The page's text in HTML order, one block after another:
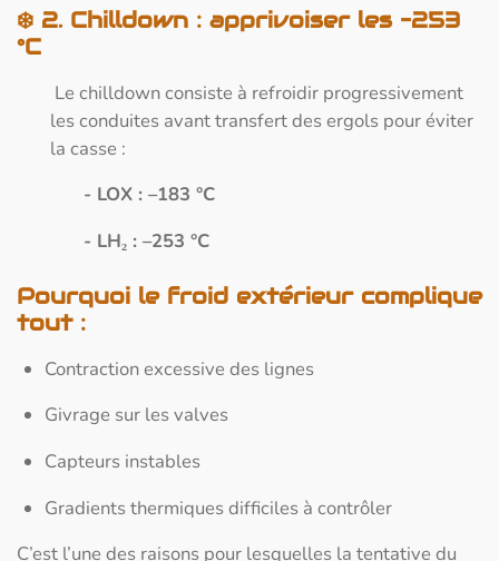
❄️ 2. Chilldown : apprivoiser les –253
°C
Le chilldown consiste à refroidir progressivement
les conduites avant transfert des ergols pour éviter
la casse :
- LOX : –183 °C
- LH₂ : –253 °C
Pourquoi le froid extérieur complique
tout :
Contraction excessive des lignes
Givrage sur les valves
Capteurs instables
Gradients thermiques difficiles à contrôler
C’est l’une des raisons pour lesquelles la tentative du